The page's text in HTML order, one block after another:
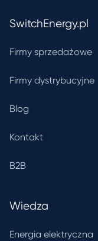
SwitchEnergy.pl
Firmy sprzedażowe
Firmy dystrybucyjne
Blog
Kontakt
B2B
Wiedza
Energia elektryczna